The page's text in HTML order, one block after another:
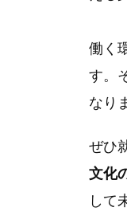
働く
す。
なり
ぜひ
文化
して